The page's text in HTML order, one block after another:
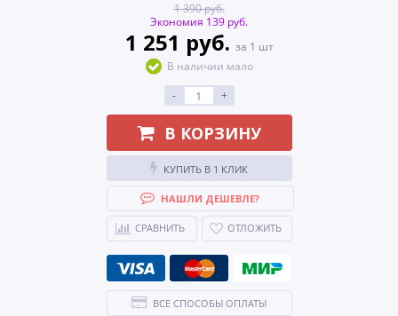
1 390 руб.
Экономия 139 руб.
1 251 руб. за 1 шт
В наличии мало
-
+
В КОРЗИНУ
КУПИТЬ В 1 КЛИК
НАШЛИ ДЕШЕВЛЕ?
СРАВНИТЬ ОТЛОЖИТЬ
ВСЕ СПОСОБЫ ОПЛАТЫ